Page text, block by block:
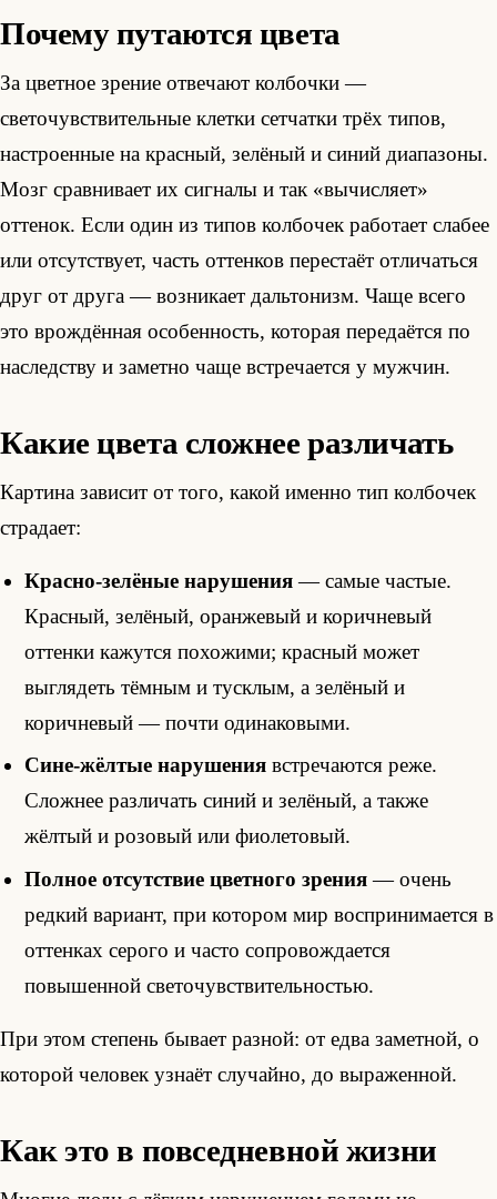
Почему путаются цвета
За цветное зрение отвечают колбочки —
светочувствительные клетки сетчатки трёх типов,
настроенные на красный, зелёный и синий диапазоны.
Мозг сравнивает их сигналы и так «вычисляет»
оттенок. Если один из типов колбочек работает слабее
или отсутствует, часть оттенков перестаёт отличаться
друг от друга — возникает дальтонизм. Чаще всего
это врождённая особенность, которая передаётся по
наследству и заметно чаще встречается у мужчин.
Какие цвета сложнее различать
Картина зависит от того, какой именно тип колбочек
страдает:
Красно-зелёные нарушения— самые частые.
Красный, зелёный, оранжевый и коричневый
оттенки кажутся похожими; красный может
выглядеть тёмным и тусклым, а зелёный и
коричневый — почти одинаковыми.
Сине-жёлтые нарушения встречаются реже.
Сложнее различать синий и зелёный, а также
жёлтый и розовый или фиолетовый.
Полное отсутствие цветного зрения— очень
редкий вариант, при котором мир воспринимается в
оттенках серого и часто сопровождается
повышенной светочувствительностью.
При этом степень бывает разной: от едва заметной, о
которой человек узнаёт случайно, до выраженной.
Как это в повседневной жизни